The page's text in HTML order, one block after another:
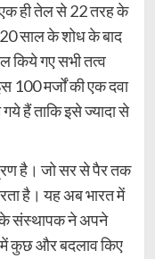
ही तेल से 22 तरह के
साल के शोध के बाद
किये गए सभी तत्व
मर्जों की एक दवा
हैं ताकि इसे ज्यादा से
है। जो सर से पैर तक
है। यह अब भारत में
संस्थापक ने अपने
कुछ और बदलाव किए